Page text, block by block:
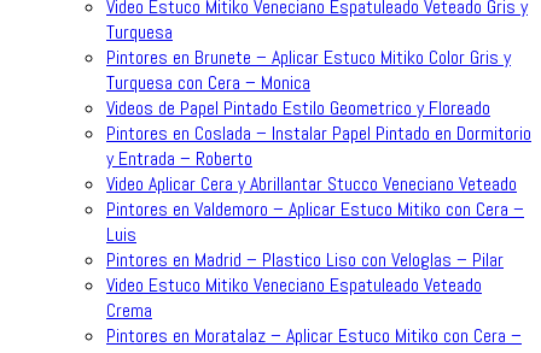
Video Estuco Mitiko Veneciano Espatuleado Veteado Gris y
Turquesa
Pintores en Brunete – Aplicar Estuco Mitiko Color Gris y
Turquesa con Cera – Monica
Videos de Papel Pintado Estilo Geometrico y Floreado
Pintores en Coslada – Instalar Papel Pintado en Dormitorio
y Entrada – Roberto
Video Aplicar Cera y Abrillantar Stucco Veneciano Veteado
Pintores en Valdemoro – Aplicar Estuco Mitiko con Cera –
Luis
Pintores en Madrid – Plastico Liso con Veloglas – Pilar
Video Estuco Mitiko Veneciano Espatuleado Veteado
Crema
Pintores en Moratalaz – Aplicar Estuco Mitiko con Cera –